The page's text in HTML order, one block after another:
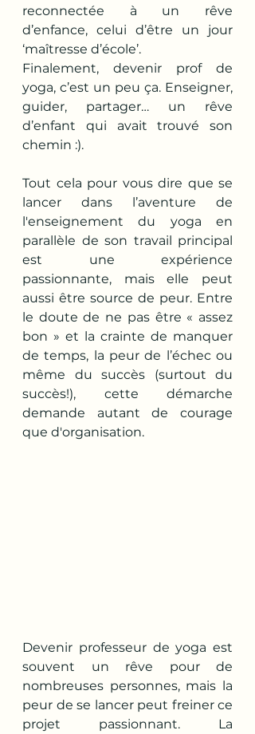
reconnectée à un rêve
d’enfance, celui d’être un jour
‘maîtresse d’école’.
Finalement, devenir prof de
yoga, c’est un peu ça. Enseigner,
guider, partager… un rêve
d’enfant qui avait trouvé son
chemin :).
Tout cela pour vous dire que se
lancer dans l’aventure de
l'enseignement du yoga en
parallèle de son travail principal
est une expérience
passionnante, mais elle peut
aussi être source de peur. Entre
le doute de ne pas être « assez
bon » et la crainte de manquer
de temps, la peur de l’échec ou
même du succès (surtout du
succès!), cette démarche
demande autant de courage
que d'organisation.
Devenir professeur de yoga est
souvent un rêve pour de
nombreuses personnes, mais la
peur de se lancer peut freiner ce
projet passionnant. La